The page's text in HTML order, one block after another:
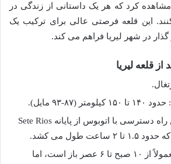
کرد که هر یک داستانی از زندگی در
این قلعه فرصتی عالی برای ترکیب یک
در شهر لیریا فراهم می کند.
قلعه لیریا
(۸۷-۹۳ مایل).
دسترسی: بهترین راه دسترسی با اتوبوس از پایانه Sete Rios
طول می کشد.
ساعات بازدید: معمولاً از ۱۰ صبح تا ۶ عصر باز است، اما